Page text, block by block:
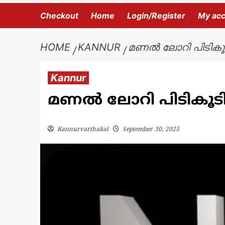
Checkout Home Login/Register My
HOME KANNUR മണൽ ലോറി
Kannur
മണൽ ലോറി
Kannurvarthakal September 30, 2025